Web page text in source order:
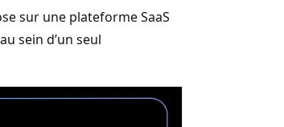
sur une plateforme SaaS
sein d’un seul